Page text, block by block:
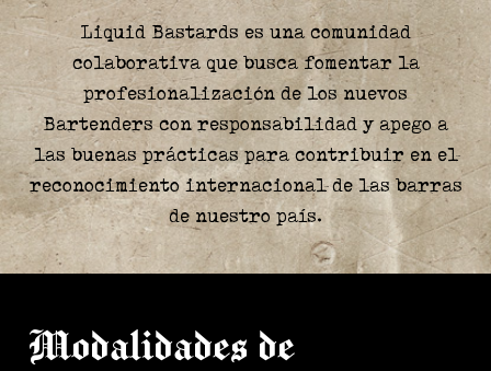
Liquid Bastards es una comunidad
colaborativa que busca fomentar la
profesionalización de los nuevos
Bartenders con responsabilidad y apego a
las buenas prácticas para contribuir en el
reconocimiento internacional de las barras
de nuestro país.
Modalidades de